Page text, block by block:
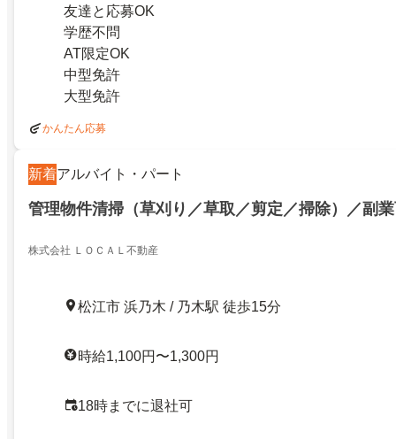
友達と応募OK
学歴不問
AT限定OK
中型免許
大型免許
かんたん応募
新着アルバイト・パート
管理物件清掃（草刈り／草取／剪定／掃除）／副
株式会社 ＬＯＣＡＬ不動産
松江市 浜乃木 / 乃木駅 徒歩15分
時給1,100円〜1,300円
18時までに退社可